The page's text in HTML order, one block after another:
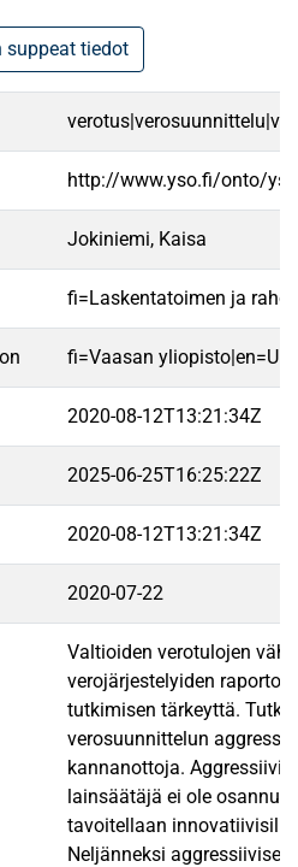
suppeat tiedot
http://www.yso.fi/onto/
Jokiniemi, Kaisa
fi=Laskentatoimen ja
fi=Vaasan
2020-08-12T13:21:34Z
2025-06-25T16:25:22Z
2020-08-12T13:21:34Z
2020-07-22
Valtioiden verotulojen
verojärjestelyiden
tutkimisen tärkeyttä.
verosuunnittelun
kannanottoja.
lainsäätäjä ei ole osannut
tavoitellaan innovatiivisilla
Neljänneksi